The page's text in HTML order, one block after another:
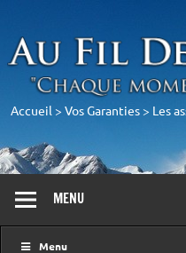
Accueil > Vos Garanties> Les
MENU
Menu